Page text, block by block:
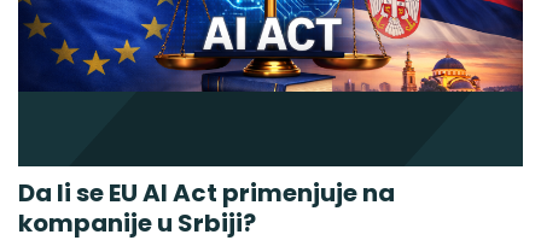
Da li se EU AI Act primenjuje na
kompanije u Srbiji?